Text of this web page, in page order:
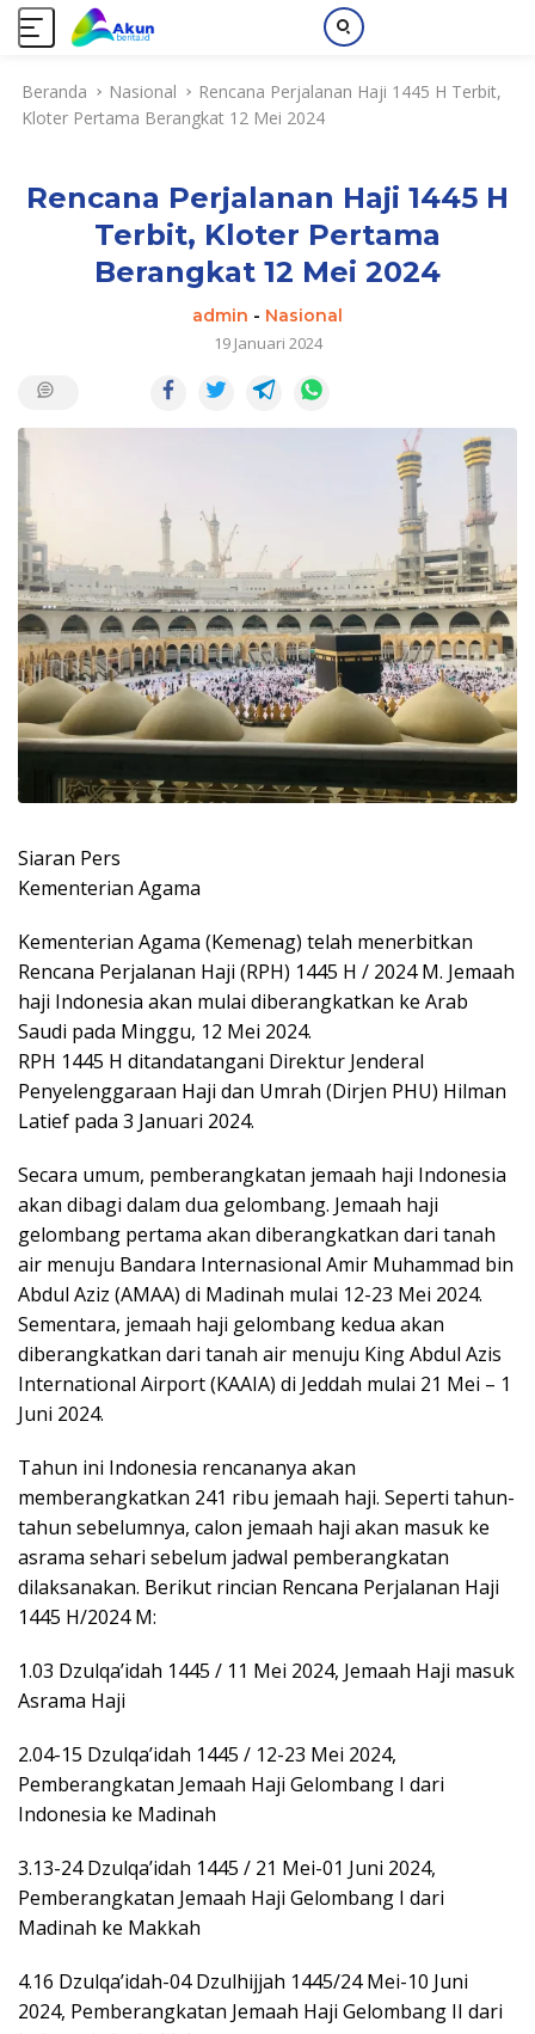
Beranda Nasional
Rencana Perjalanan Haji 1445 H Terbit,
Kloter Pertama Berangkat 12 Mei 2024
Rencana Perjalanan Haji 1445 H
Terbit, Kloter Pertama
Berangkat 12 Mei 2024
admin - Nasional
19 Januari 2024
Siaran Pers
Kementerian Agama
Kementerian Agama (Kemenag) telah menerbitkan
Rencana Perjalanan Haji (RPH) 1445 H / 2024 M. Jemaah
haji Indonesia akan mulai diberangkatkan ke Arab
Saudi pada Minggu, 12 Mei 2024.
RPH 1445 H ditandatangani Direktur Jenderal
Penyelenggaraan Haji dan Umrah (Dirjen PHU) Hilman
Latief pada 3 Januari 2024.
Secara umum, pemberangkatan jemaah haji Indonesia
akan dibagi dalam dua gelombang. Jemaah haji
gelombang pertama akan diberangkatkan dari tanah
air menuju Bandara Internasional Amir Muhammad bin
Abdul Aziz (AMAA) di Madinah mulai 12-23 Mei 2024.
Sementara, jemaah haji gelombang kedua akan
diberangkatkan dari tanah air menuju King Abdul Azis
International Airport (KAAIA) di Jeddah mulai 21 Mei – 1
Juni 2024.
Tahun ini Indonesia rencananya akan
memberangkatkan 241 ribu jemaah haji. Seperti tahun-
tahun sebelumnya, calon jemaah haji akan masuk ke
asrama sehari sebelum jadwal pemberangkatan
dilaksanakan. Berikut rincian Rencana Perjalanan Haji
1445 H/2024 M:
1.03 Dzulqa’idah 1445 / 11 Mei 2024, Jemaah Haji masuk
Asrama Haji
2.04-15 Dzulqa’idah 1445 / 12-23 Mei 2024,
Pemberangkatan Jemaah Haji Gelombang I dari
Indonesia ke Madinah
3.13-24 Dzulqa’idah 1445 / 21 Mei-01 Juni 2024,
Pemberangkatan Jemaah Haji Gelombang I dari
Madinah ke Makkah
4.16 Dzulqa’idah-04 Dzulhijjah 1445/24 Mei-10 Juni
2024, Pemberangkatan Jemaah Haji Gelombang II dari